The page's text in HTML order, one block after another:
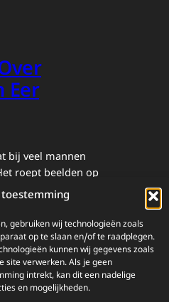
gebruiken wij technologieën zoals
op te slaan en/of te raadplegen.
kunnen wij gegevens zoals
site verwerken. Als je geen
intrekt, kan dit een nadelige
en mogelijkheden.
Eer
bij veel mannen
roept beelden op
en andere
eer eigenlijk in onze
En
kunnen we dit
tot iets
vooruit helpt in